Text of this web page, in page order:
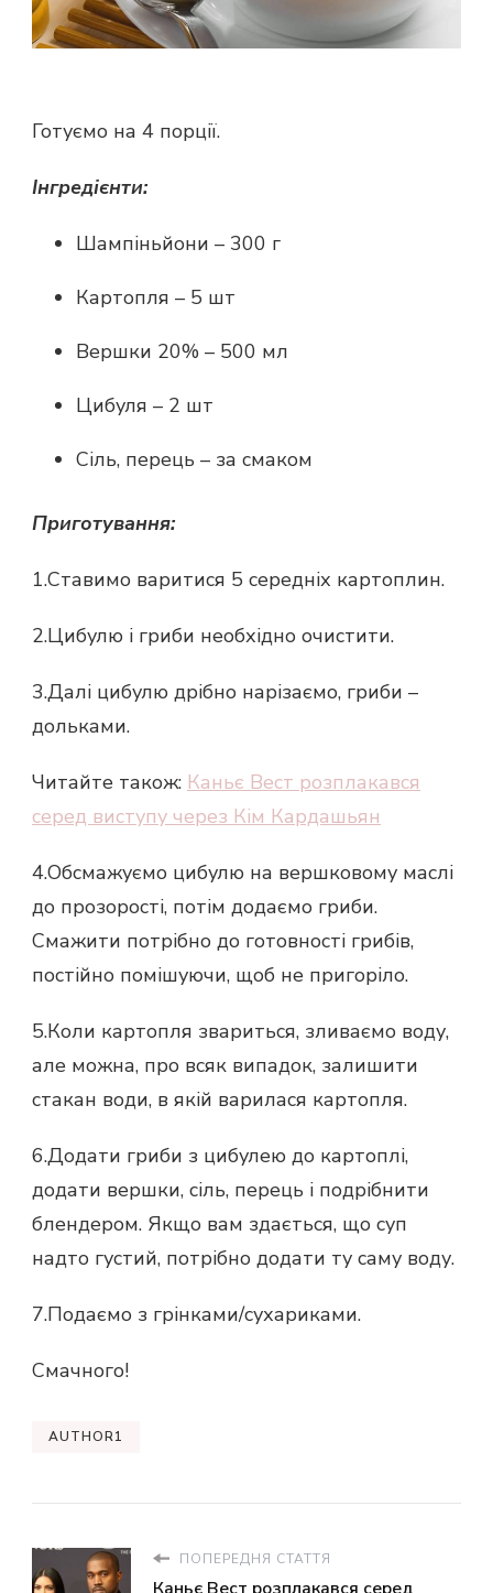
Готуємо на 4 порції.
Інгредієнти:
Шампіньйони – 300 г
Картопля – 5 шт
Вершки 20% – 500 мл
Цибуля – 2 шт
Сіль, перець – за смаком
Приготування:
1.Ставимо варитися 5 середніх картоплин.
2.Цибулю і гриби необхідно очистити.
3.Далі цибулю дрібно нарізаємо, гриби –
дольками.
Читайте також: Каньє Вест розплакався
серед виступу через Кім Кардашьян
4.Обсмажуємо цибулю на вершковому маслі
до прозорості, потім додаємо гриби.
Смажити потрібно до готовності грибів,
постійно помішуючи, щоб не пригоріло.
5.Коли картопля звариться, зливаємо воду,
але можна, про всяк випадок, залишити
стакан води, в якій варилася картопля.
6.Додати гриби з цибулею до картоплі,
додати вершки, сіль, перець і подрібнити
блендером. Якщо вам здається, що суп
надто густий, потрібно додати ту саму воду.
7.Подаємо з грінками/сухариками.
Смачного!
AUTHOR1
ПОПЕРЕДНЯ СТАТТЯ